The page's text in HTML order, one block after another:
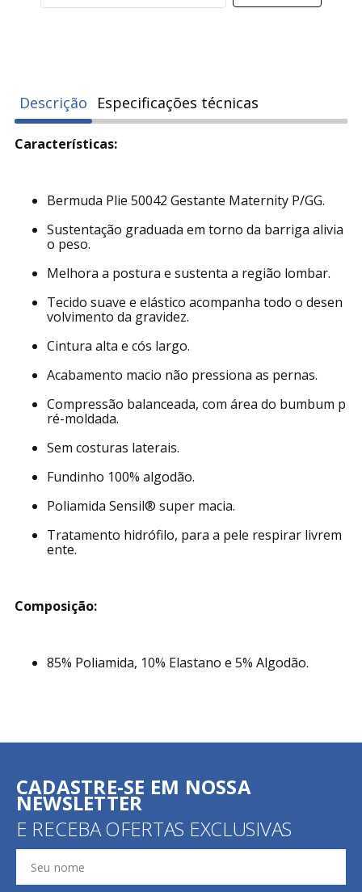
Descrição Especificações técnicas
Características:
Bermuda Plie 50042 Gestante Maternity P/GG.
Sustentação graduada em torno da barriga alivia
o peso.
Melhora a postura e sustenta a região lombar.
Tecido suave e elástico acompanha todo o desen
volvimento da gravidez.
Cintura alta e cós largo.
Acabamento macio não pressiona as pernas.
Compressão balanceada, com área do bumbum p
ré-moldada.
Sem costuras laterais.
Fundinho 100% algodão.
Poliamida Sensil® super macia.
Tratamento hidrófilo, para a pele respirar livrem
ente.
Composição:
85% Poliamida, 10% Elastano e 5% Algodão.
CADASTRE-SE EM NOSSA
NEWSLETTER
E RECEBA OFERTAS EXCLUSIVAS